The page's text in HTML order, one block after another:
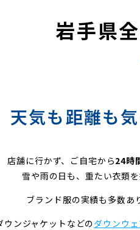
岩手県
天気も距離も気
店舗に行かず、ご自宅から24時
雪や雨の日も、重たい衣類
ブランド服の実績も多数あり
ウンジャケットなどのダウンウ